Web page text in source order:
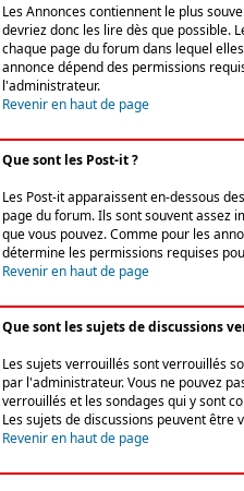
Les Annonces contiennent le plus
devriez donc les lire dès que possible.
chaque page du forum dans lequel
annonce dépend des permissions
l'administrateur.
Revenir en haut de page
Que sont les Post-it ?
Les Post-it apparaissent en-dessous
page du forum. Ils sont souvent assez
que vous pouvez. Comme pour les
détermine les permissions requises
Revenir en haut de page
Que sont les sujets de discussions
Les sujets verrouillés sont verrouillés
par l'administrateur. Vous ne pouvez
verrouillés et les sondages qui y sont
Les sujets de discussions peuvent
Revenir en haut de page